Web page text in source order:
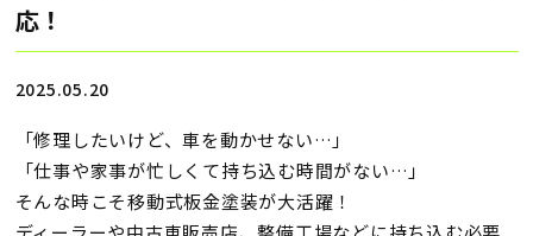
応！
2025.05.20
「修理したいけど、車を動かせない…」
「仕事や家事が忙しくて持ち込む時間がない…」
そんな時こそ移動式板金塗装が大活躍！